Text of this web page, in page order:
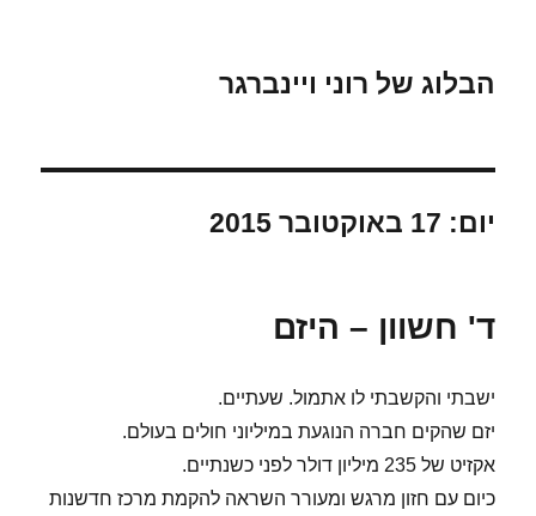
הבלוג של רוני ויינברגר
יום: 17 באוקטובר 2015
ד' חשוון – היזם
ישבתי והקשבתי לו אתמול. שעתיים.
יזם שהקים חברה הנוגעת במיליוני חולים בעולם.
אקזיט של 235 מיליון דולר לפני כשנתיים.
כיום עם חזון מרגש ומעורר השראה להקמת מרכז חדשנות